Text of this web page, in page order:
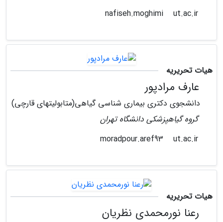
ut.ac.ir
هیات تحریریه
عارف مرادپور
دانشجوی دکتری بیماری شناسی گیاهی(متابولیتهای قارچی)
گروه گیاهپزشکی دانشگاه تهران
ut.ac.ir
هیات تحریریه
رعنا نورمحمدی نظریان